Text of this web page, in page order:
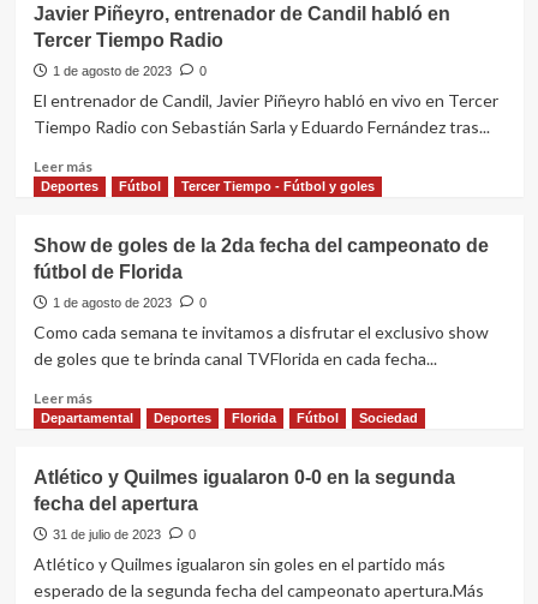
Tercer
Tiempo
Radio
se
coronó
campeón
clausura
temporada
15
Javier Piñeyro, entrenador de Candil habló en
Tercer Tiempo Radio
1 de agosto de 2023 0
El entrenador de Candil, Javier Piñeyro habló en vivo en Tercer
Tiempo Radio con Sebastián Sarla y Eduardo Fernández tras...
Leer másLeer
más
Piñeyro,
entrenador
de
Candil
en
Tiempo
Deportes Fútbol Tercer Tiempo - Fútbol y goles
Show de goles de la 2da fecha del campeonato de
fútbol de Florida
1 de agosto de 2023 0
Como cada semana te invitamos a disfrutar el exclusivo show
de goles que te brinda canal TVFlorida en cada fecha...
Leer másLeer
más
de
goles
de
2da
fecha
Departamental Deportes Florida Fútbol Sociedad
Atlético y Quilmes igualaron 0-0 en la segunda
fecha del apertura
31 de julio de 2023 0
Atlético y Quilmes igualaron sin goles en el partido más
esperado de la segunda fecha del campeonato apertura.Más